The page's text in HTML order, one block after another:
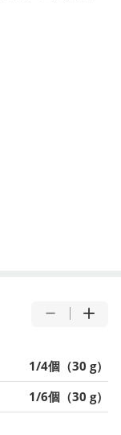
1/4個（30 g）
1/6個（30 g）